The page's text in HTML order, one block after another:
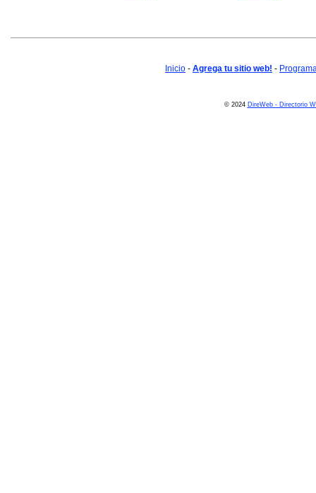
Inicio - Agrega tu sitio web! -
© 2024 DireWeb - Directorio